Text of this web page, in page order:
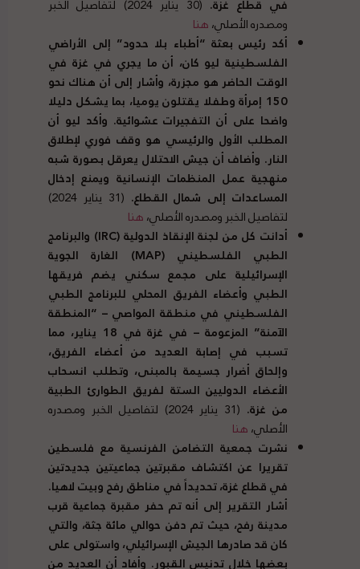
في قطاع غزة.
(30 يناير 2024) لتفاصيل الخبر
ومصدره الأصلي،هنا
أكد رئيس بعثة “أطباء بلا حدود” إلى الأراضي
الفلسطينية ليو كان، أن ما يجري في غزة في
الوقت الحاضر هو مجزرة، وأشار إلى أن هناك نحو
150 إمرأة وطفلا يقتلون يوميا، بما يشكل دليلا
واضحا على أن التفجيرات عشوائية. وأكد ليو أن
المطلب الأول والرئيسي هو وقف فوري لإطلاق
النار. وأضاف أن جيش الاحتلال يعرقل بصورة شبه
منهجية عمل المنظمات الإنسانية ويمنع إدخال
المساعدات إلى شمال القطاع.
(31 يناير 2024)
لتفاصيل الخبر ومصدره الأصلي،هنا
أدانت كل من لجنة الإنقاذ الدولية(
IRC
) والبرنامج
الطبي الفلسطيني(
MAP
) الغارة الجوية
الإسرائيلية على مجمع سكني يضم فريقها
الطبي وأعضاء الفريق المحلي للبرنامج الطبي
الفلسطيني في منطقة المواصي– “المنطقة
الآمنة” المزعومة– في غزة في 18 يناير، مما
تسبب في إصابة العديد من أعضاء الفريق،
وإلحاق أضرار جسيمة بالمبنى، وتطلب انسحاب
الأعضاء الدوليين الستة لفريق الطوارئ الطبية
من غزة.
(31 يناير 2024) لتفاصيل الخبر ومصدره
الأصلي،هنا
نشرت جمعية التضامن الفرنسية مع فلسطين
تقريرا عن اكتشاف مقبرتين جماعيتين جديدتين
في قطاع غزة، تحديداً في مناطق رفح وبيت لاهيا.
أشار التقرير إلى أنه تم حفر مقبرة جماعية قرب
مدينة رفح، حيث تم دفن حوالي مائة جثة، والتي
كان قد صادرها الجيش الإسرائيلي، واستولى على
بعضها خلال تدنيس القبور. وأفاد أن العديد من